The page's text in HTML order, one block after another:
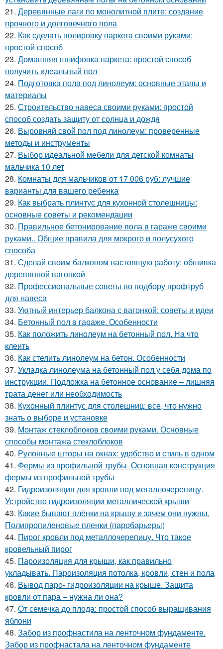
21. Деревянные лаги по монолитной плите: создание
прочного и долговечного пола
22. Как сделать полировку паркета своими руками:
простой способ
23. Домашняя шлифовка паркета: простой способ
получить идеальный пол
24. Подготовка пола под линолеум: основные этапы и
материалы
25. Строительство навеса своими руками: простой
способ создать защиту от солнца и дождя
26. Выровняй свой пол под линолеум: проверенные
методы и инструменты
27. Выбор идеальной мебели для детской комнаты
мальчика 10 лет
28. Комнаты для мальчиков от 17 006 руб: лучшие
варианты для вашего ребенка
29. Как выбрать плинтус для кухонной столешницы:
основные советы и рекомендации
30. Правильное бетонирование пола в гараже своими
руками.. Общие правила для мокрого и полусухого
способа
31. Сделай своим балконом настоящую работу: обшивка
деревянной вагонкой
32. Профессиональные советы по подбору профтруб
для навеса
33. Уютный интерьер балкона с вагонкой: советы и идеи
34. Бетонный пол в гараже. Особенности
35. Как положить линолеум на бетонный пол. На что
клеить
36. Как стелить линолеум на бетон. Особенности
37. Укладка линолеума на бетонный пол у себя дома по
инструкции. Подложка на бетонное основание – лишняя
трата денег или необходимость
38. Кухонный плинтус для столешниц: все, что нужно
знать о выборе и установке
39. Монтаж стеклоблоков своими руками. Основные
способы монтажа стеклоблоков
40. Рулонные шторы на окнах: удобство и стиль в одном
41. Фермы из профильной трубы. Основная конструкция
фермы из профильной трубы
42. Гидроизоляция для кровли под металлочерепицу.
Устройство гидроизоляции металлической крыши
43. Какие бывают плёнки на крышу и зачем они нужны.
Полипропиленовые пленки (паробарьеры)
44. Пирог кровли под металлочерепицу. Что такое
кровельный пирог
45. Пароизоляция для крыши, как правильно
укладывать. Пароизоляция потолка, кровли, стен и пола
46. Вывод паро- гидроизоляции на крыше. Защита
кровли от пара – нужна ли она?
47. От семечка до плода: простой способ выращивания
яблони
48. Забор из профнастила на ленточном фундаменте.
Забор из профнастала на ленточном фундаменте